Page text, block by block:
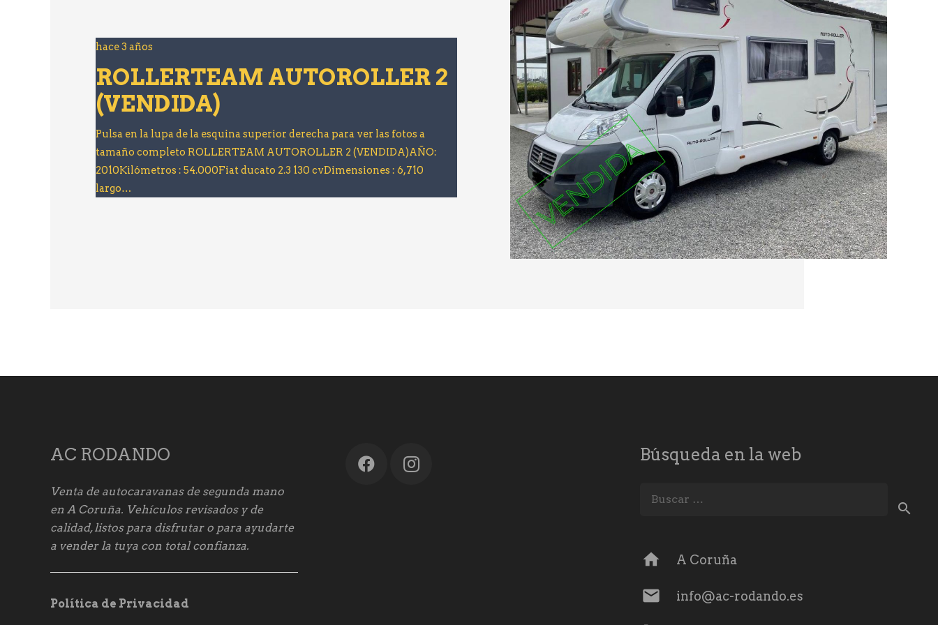
hace 3 años
ROLLERTEAM AUTOROLLER 2
(VENDIDA)
Pulsa en la lupa de la esquina superior derecha para ver las fotos a
tamaño completo ROLLERTEAM AUTOROLLER 2 (VENDIDA)AÑO:
2010Kilómetros : 54.000Fiat ducato 2.3 130 cvDimensiones : 6,710
largo…
AC RODANDO
Venta de autocaravanas de segunda mano
en A Coruña. Vehículos revisados y de
calidad, listos para disfrutar o para ayudarte
a vender la tuya con total confianza.
Política de Privacidad
Búsqueda en la web
home A Coruña
mail info@ac-rodando.es